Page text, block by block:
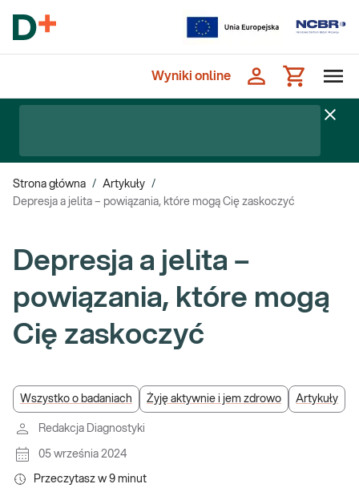
Wyniki online
Strona główna / Artykuły /
Depresja a jelita – powiązania, które mogą Cię zaskoczyć
Depresja a jelita –
powiązania, które mogą
Cię zaskoczyć
Wszystko o badaniach Żyję aktywnie i jem zdrowo Artykuły
Redakcja Diagnostyki
05 września 2024
Przeczytasz w 9 minut